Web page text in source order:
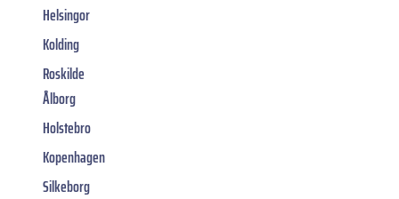
Helsingor
Kolding
Roskilde
Ålborg
Holstebro
Kopenhagen
Silkeborg